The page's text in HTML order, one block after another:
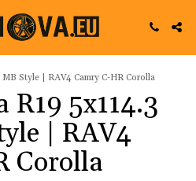
Style | RAV4 Camry C-HR Corolla
R19 5x114.3
| RAV4
Corolla